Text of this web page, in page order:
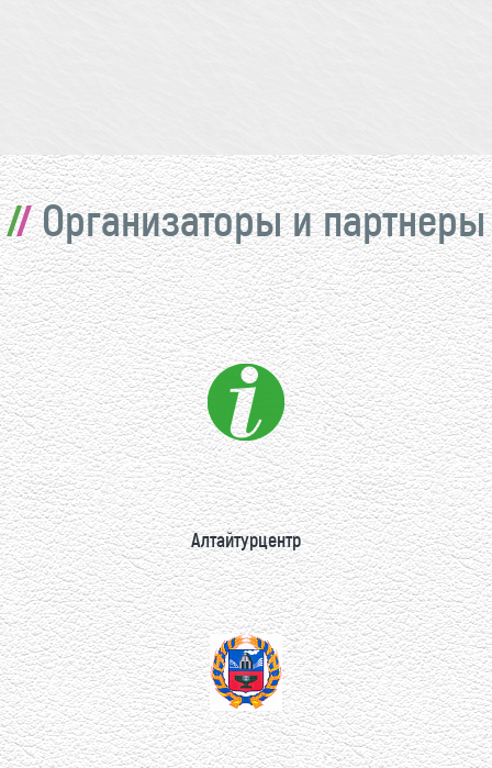
Организаторы и партнеры
Алтайтурцентр